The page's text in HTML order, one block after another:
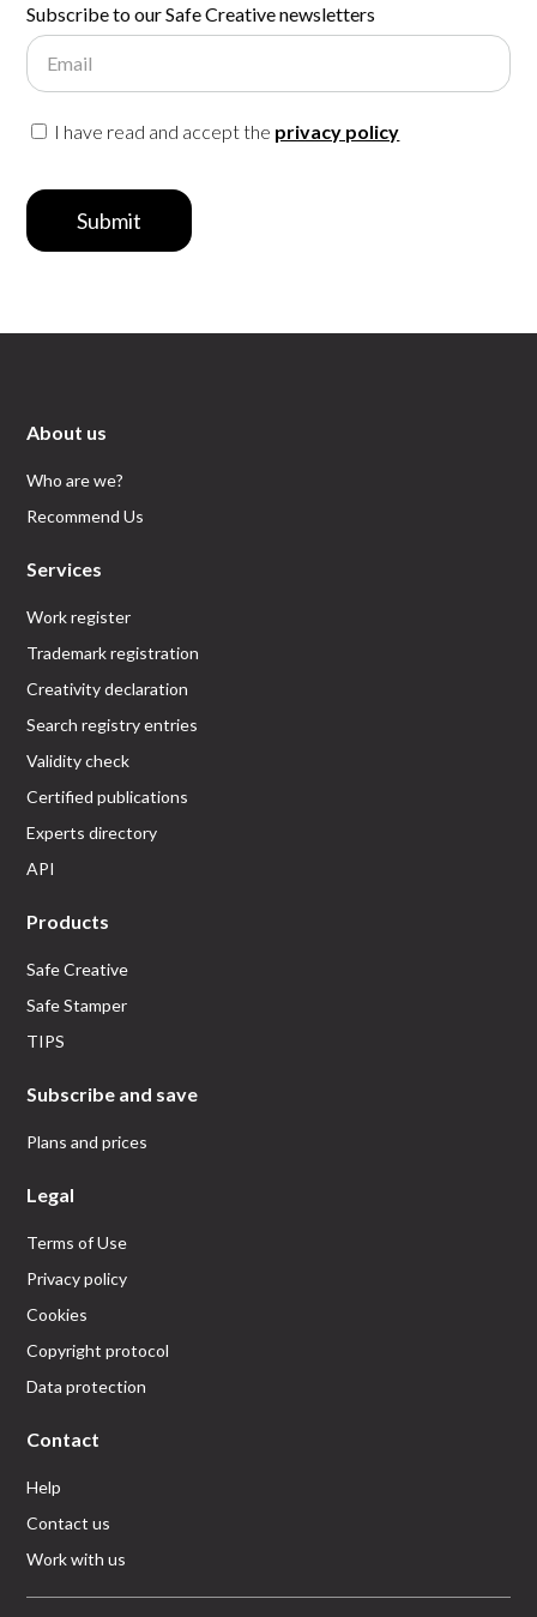
Subscribe to our Safe Creative newsletters
Email
I have read and accept the privacy policy
Submit
About us
Who are we?
Recommend Us
Services
Work register
Trademark registration
Creativity declaration
Search registry entries
Validity check
Certified publications
Experts directory
API
Products
Safe Creative
Safe Stamper
TIPS
Subscribe and save
Plans and prices
Legal
Terms of Use
Privacy policy
Cookies
Copyright protocol
Data protection
Contact
Help
Contact us
Work with us